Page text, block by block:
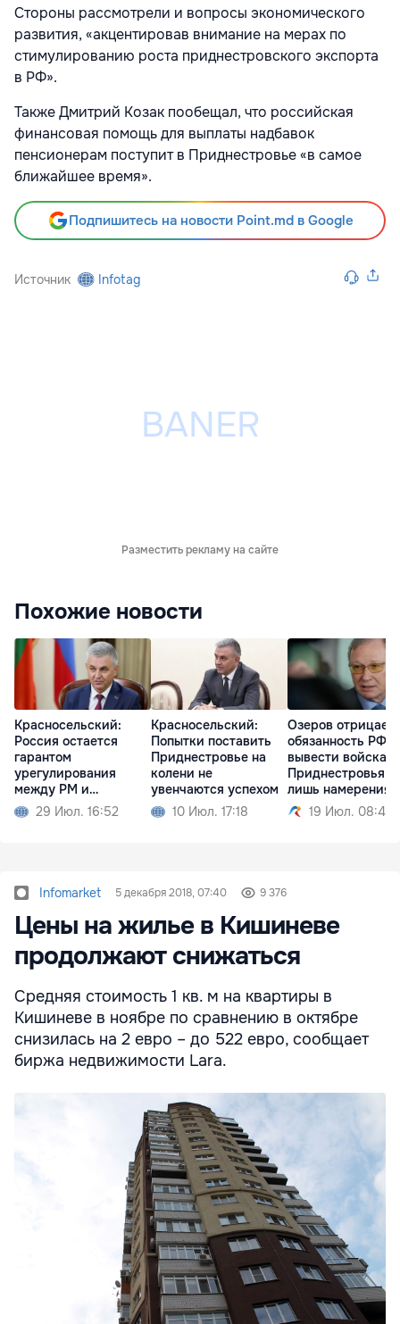
Стороны рассмотрели и вопросы экономического
развития, «акцентировав внимание на мерах по
стимулированию роста приднестровского экспорта
в РФ».
Также Дмитрий Козак пообещал, что российская
финансовая помощь для выплаты надбавок
пенсионерам поступит в Приднестровье «в самое
ближайшее время».
Подпишитесь на новости Point.md в Google
Источник Infotag
Разместить рекламу на сайте
Похожие новости
Красносельский:
Россия остается
гарантом
урегулирования
между РМ и
Приднестровьем
29 Июл. 16:52
Красносельский:
Попытки поставить
Приднестровье на
колени не
увенчаются успехом
10 Июл. 17:18
Озеров отрицает
обязанность РФ
вывести войска
Приднестровья:
лишь намерения
19 Июл. 08:49
Infomarket 5 декабря 2018, 07:40 9 376
Цены на жилье в Кишиневе
продолжают снижаться
Средняя стоимость 1 кв. м на квартиры в
Кишиневе в ноябре по сравнению в октябре
снизилась на 2 евро – до 522 евро, сообщает
биржа недвижимости Lara.